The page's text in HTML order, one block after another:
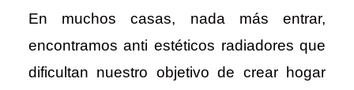
En muchos casas, nada más entrar,
encontramos anti estéticos radiadores que
dificultan nuestro objetivo de crear hogar